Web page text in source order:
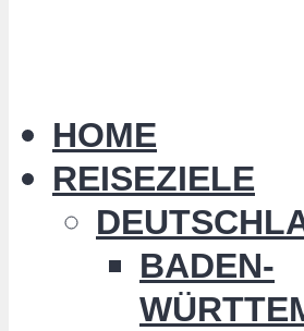
HOME
REISEZIELE
BADEN-